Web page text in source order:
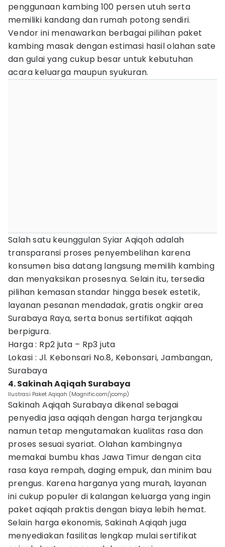
penggunaan kambing 100 persen utuh serta
memiliki kandang dan rumah potong sendiri.
Vendor ini menawarkan berbagai pilihan paket
kambing masak dengan estimasi hasil olahan sate
dan gulai yang cukup besar untuk kebutuhan
acara keluarga maupun syukuran.
Salah satu keunggulan Syiar Aqiqoh adalah
transparansi proses penyembelihan karena
konsumen bisa datang langsung memilih kambing
dan menyaksikan prosesnya. Selain itu, tersedia
pilihan kemasan standar hingga besek estetik,
layanan pesanan mendadak, gratis ongkir area
Surabaya Raya, serta bonus sertifikat aqiqah
berpigura.
Harga : Rp2 juta – Rp3 juta
Lokasi : Jl. Kebonsari No.8, Kebonsari, Jambangan,
Surabaya
4. Sakinah Aqiqah Surabaya
Ilustrasi Paket Aqiqah (Magnific.com/jcomp)
Sakinah Aqiqah Surabaya dikenal sebagai
penyedia jasa aqiqah dengan harga terjangkau
namun tetap mengutamakan kualitas rasa dan
proses sesuai syariat. Olahan kambingnya
memakai bumbu khas Jawa Timur dengan cita
rasa kaya rempah, daging empuk, dan minim bau
prengus. Karena harganya yang murah, layanan
ini cukup populer di kalangan keluarga yang ingin
paket aqiqah praktis dengan biaya lebih hemat.
Selain harga ekonomis, Sakinah Aqiqah juga
menyediakan fasilitas lengkap mulai sertifikat